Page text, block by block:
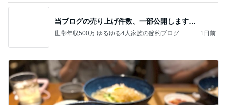
当ブログの売り上げ件数、一部公開します…
世帯年収500万 ゆるゆる4人家族の節約ブログ 〜
1日前